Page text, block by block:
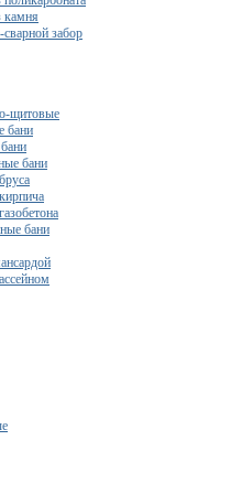
камня
забор
щитовые
бани
бани
бани